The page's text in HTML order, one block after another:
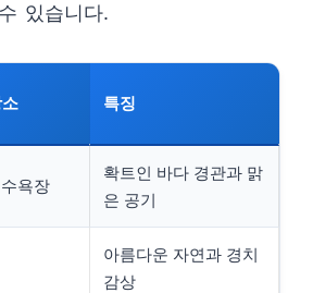
있습니다.
특징
욕장
확트인 바다 경관과 맑
은 공기
아름다운 자연과 경치
감상